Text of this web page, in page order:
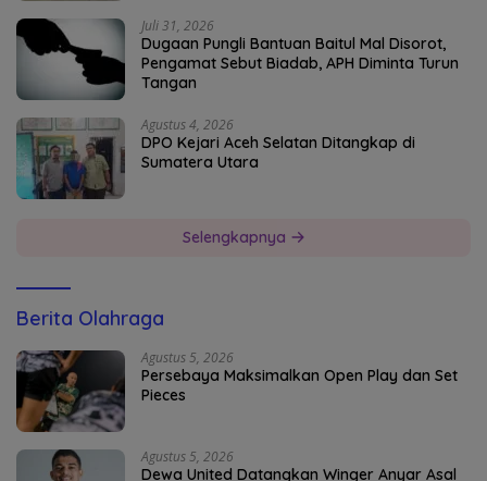
Juli 31, 2026
Dugaan Pungli Bantuan Baitul Mal Disorot,
Pengamat Sebut Biadab, APH Diminta Turun
Tangan
Agustus 4, 2026
DPO Kejari Aceh Selatan Ditangkap di
Sumatera Utara
Selengkapnya
Berita Olahraga
Agustus 5, 2026
Persebaya Maksimalkan Open Play dan Set
Pieces
Agustus 5, 2026
Dewa United Datangkan Winger Anyar Asal